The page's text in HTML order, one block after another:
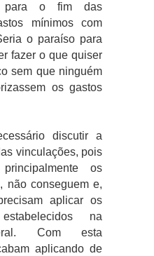
para o fim das
mínimos com
o paraíso para
fazer o que quiser
sem que ninguém
os gastos
discutir a
vinculações, pois
os
não conseguem e,
aplicar os
na
Com esta
aplicando de